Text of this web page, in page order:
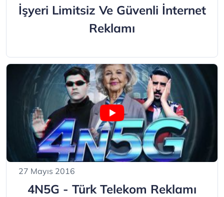
İşyeri Limitsiz Ve Güvenli İnternet
Reklamı
27 Mayıs 2016
4N5G - Türk Telekom Reklamı